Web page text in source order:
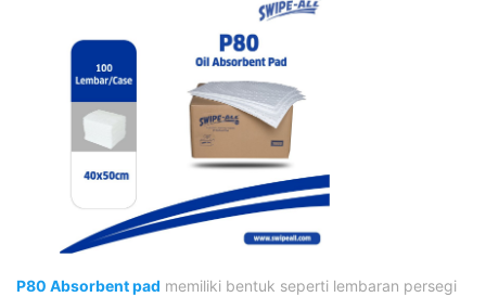
P80 Absorbent pad memiliki bentuk seperti lembaran persegi